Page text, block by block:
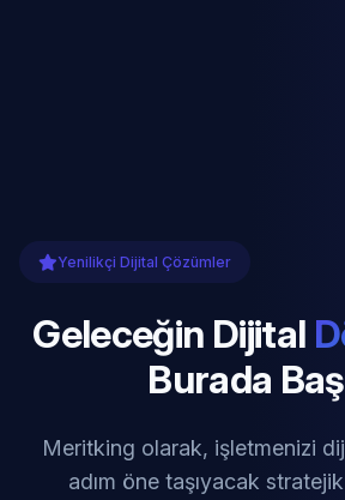
Yenilikçi Dijital Çözümler
Geleceğin Dijital
Burada
Meritking olarak, işletmenizi
adım öne taşıyacak